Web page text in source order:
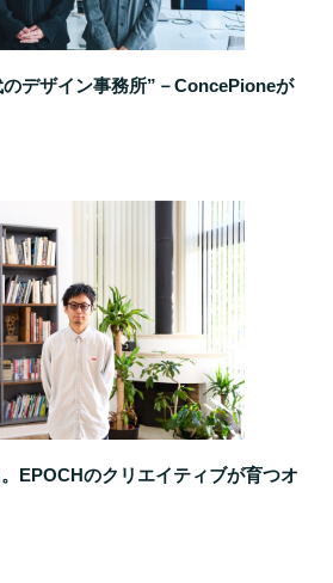
デザイン事務所”－ConcePioneが
EPOCHのクリエイティブが育つオ